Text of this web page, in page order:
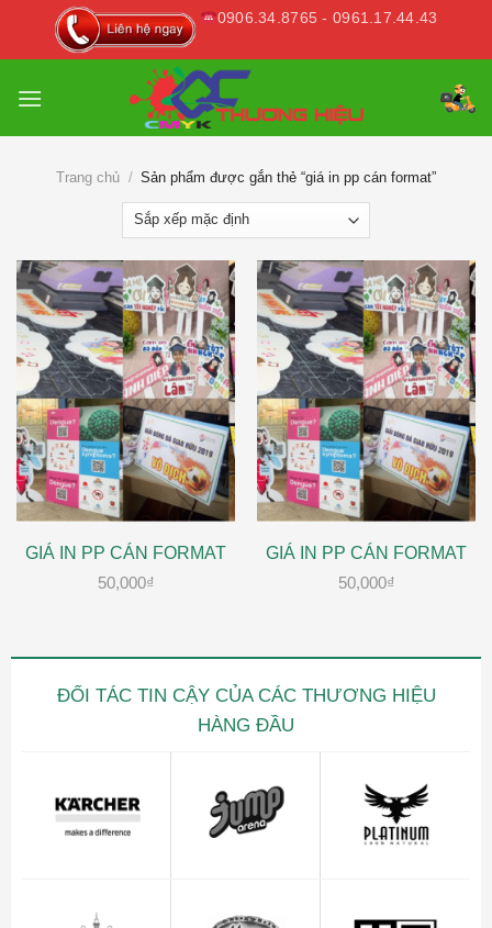
0906.34.8765 - 0961.17.44.43
Trang chủ / Sản phẩm được gắn thẻ “giá in pp cán format”
GIÁ IN PP CÁN FORMAT
50,000₫
GIÁ IN PP CÁN FORMAT
50,000₫
ĐỐI TÁC TIN CẬY CỦA CÁC THƯƠNG HIỆU
HÀNG ĐẦU